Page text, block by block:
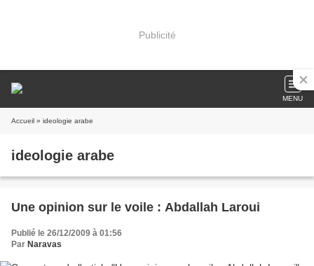
Publicité
MENU
Accueil » ideologie arabe
ideologie arabe
Une opinion sur le voile : Abdallah Laroui
Publié le 26/12/2009 à 01:56
Par Naravas